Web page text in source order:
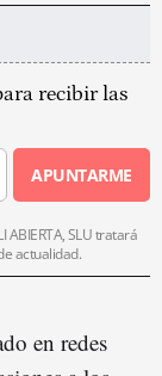
recibir las
APUNTARME
ABIERTA, SLU tratará
actualidad.
en redes